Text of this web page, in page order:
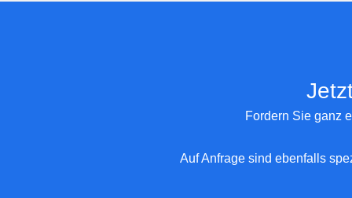
Fordern Sie ganz
Auf Anfrage sind ebenfalls